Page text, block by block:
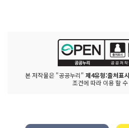
본 저작물은 "공공누리" 제4유형:출처표
조건에 따라 이용 할